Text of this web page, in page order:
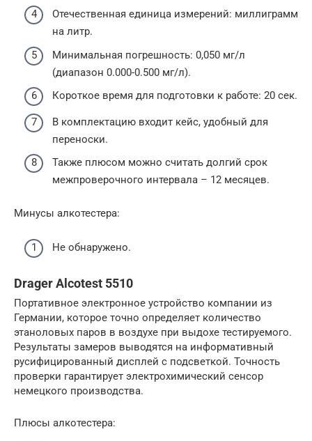
Отечественная единица измерений: миллиграмм
на литр.
Минимальная погрешность: 0,050 мг/л
(диапазон 0.000-0.500 мг/л).
Короткое время для подготовки к работе: 20 сек.
В комплектацию входит кейс, удобный для
переноски.
Также плюсом можно считать долгий срок
межпроверочного интервала – 12 месяцев.
Минусы алкотестера:
Не обнаружено.
Drager Alcotest 5510
Портативное электронное устройство компании из
Германии, которое точно определяет количество
этаноловых паров в воздухе при выдохе тестируемого.
Результаты замеров выводятся на информативный
русифицированный дисплей с подсветкой. Точность
проверки гарантирует электрохимический сенсор
немецкого производства.
Плюсы алкотестера: